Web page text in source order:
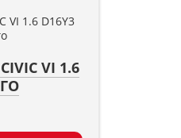
VI 1.6